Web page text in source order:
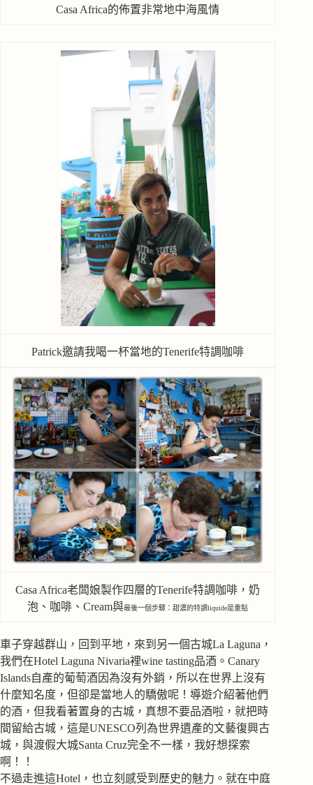
Casa Africa的佈置非常地中海風情
Patrick邀請我喝一杯當地的Tenerife特調咖啡
Casa Africa老闆娘製作四層的Tenerife特調咖啡，奶
泡、咖啡、Cream與最後一個步驟：甜濃的特調liquide是重點
車子穿越群山，回到平地，來到另一個古城La Laguna，
我們在Hotel Laguna Nivaria裡wine tasting品酒。Canary
Islands自產的葡萄酒因為沒有外銷，所以在世界上沒有
什麼知名度，但卻是當地人的驕傲呢！導遊介紹著他們
的酒，但我看著置身的古城，真想不要品酒啦，就把時
間留給古城，這是UNESCO列為世界遺產的文藝復興古
城，與渡假大城Santa Cruz完全不一樣，我好想探索
啊！！
不過走進這Hotel，也立刻感受到歷史的魅力。就在中庭